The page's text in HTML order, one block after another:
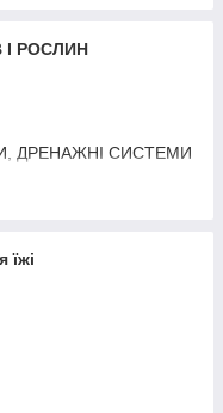
каменю
для ушм
І РОСЛИН
ДРЕНАЖНІ СИСТЕМИ
і клумб
їжі